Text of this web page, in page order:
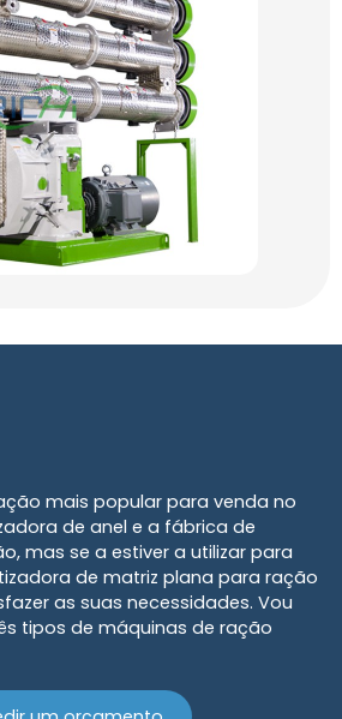
mais popular para venda no
de anel e a fábrica de
mas se a estiver a utilizar para
de matriz plana para ração
as suas necessidades. Vou
tipos de máquinas de ração